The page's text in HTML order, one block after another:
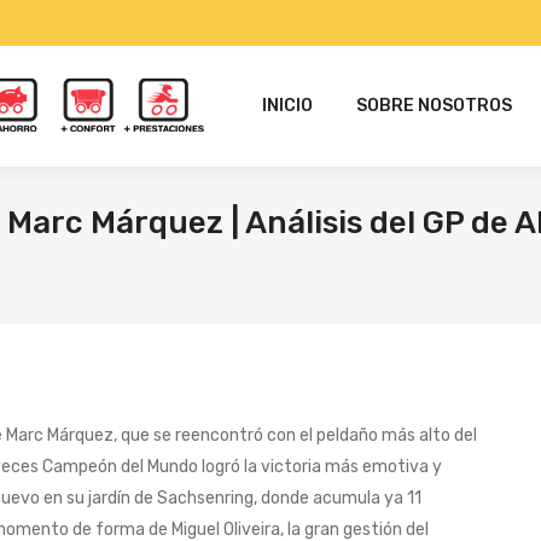
INICIO SOBRE NOSOTROS
Márquez | Análisis del GP de
Márquez, que se reencontró con el peldaño más alto del
Campeón del Mundo logró la victoria más emotiva y
en su jardín de Sachsenring, donde acumula ya 11
de forma de Miguel Oliveira, la gran gestión del